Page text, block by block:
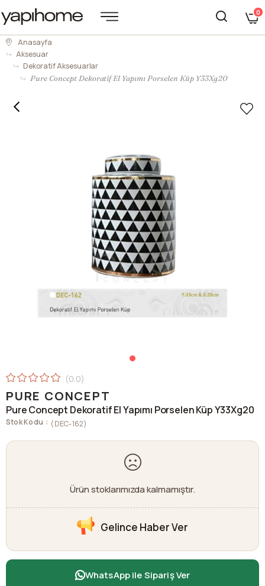
0
Anasayfa
Aksesuar
Dekoratif Aksesuarlar
Pure Concept Dekoratif El Yapımı Porselen Küp Y33Xg20
0.0
PURE CONCEPT
Pure Concept Dekoratif El Yapımı Porselen Küp Y33Xg20
Stok Kodu (DEC-162)
Ürün stoklarımızda kalmamıştır.
Gelince Haber Ver
WhatsApp ile Sipariş Ver